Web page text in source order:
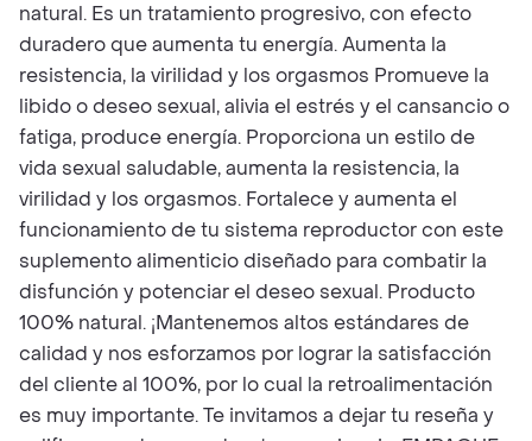
natural. Es un tratamiento progresivo, con efecto
duradero que aumenta tu energía. Aumenta la
resistencia, la virilidad y los orgasmos Promueve la
libido o deseo sexual, alivia el estrés y el cansancio o
fatiga, produce energía. Proporciona un estilo de
vida sexual saludable, aumenta la resistencia, la
virilidad y los orgasmos. Fortalece y aumenta el
funcionamiento de tu sistema reproductor con este
suplemento alimenticio diseñado para combatir la
disfunción y potenciar el deseo sexual. Producto
100% natural. ¡Mantenemos altos estándares de
calidad y nos esforzamos por lograr la satisfacción
del cliente al 100%, por lo cual la retroalimentación
es muy importante. Te invitamos a dejar tu reseña y